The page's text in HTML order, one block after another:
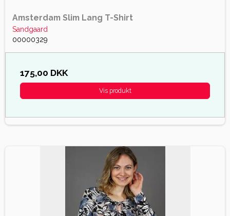
Amsterdam Slim Lang T-Shirt
Sandgaard
00000329
175,00 DKK
Vis produkt